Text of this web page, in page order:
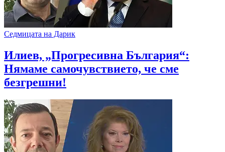
Седмицата на Дарик
Илиев, „Прогресивна България“:
Нямаме самочувствието, че сме
безгрешни!